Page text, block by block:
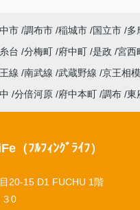
市 調布市 稲城市 国立市 多
台 分梅町 府中町 是政 宮西
線 南武線 武蔵野線 京王相
分倍河原 府中本町 調布 東
（ﾌﾙﾌｨﾝｸﾞﾗｲﾌ）
20-15 D1 FUCHU 1階
0